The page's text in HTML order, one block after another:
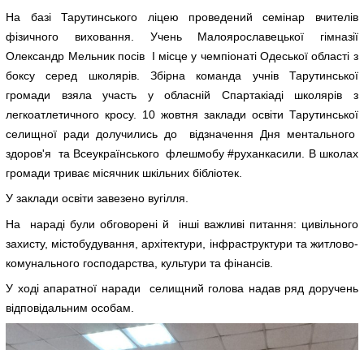
На базі Тарутинського ліцею проведений семінар вчителів
фізичного виховання. Учень Малоярославецької гімназії
Олександр Мельник посів І місце у чемпіонаті Одеської області з
боксу серед школярів. Збірна команда учнів Тарутинської
громади взяла участь у обласній Спартакіаді школярів з
легкоатлетичного кросу. 10 жовтня заклади освіти Тарутинської
селищної ради долучились до відзначення Дня ментального
здоров'я та Всеукраїнського флешмобу #руханкасили. В школах
громади триває місячник шкільних бібліотек.
У заклади освіти завезено вугілля.
На нараді були обговорені й інші важливі питання: цивільного
захисту, містобудування, архітектури, інфраструктури та житлово-
комунального господарства, культури та фінансів.
У ході апаратної наради селищний голова надав ряд доручень
відповідальним особам.